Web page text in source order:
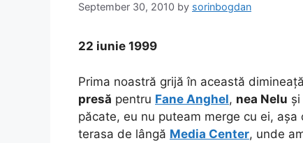
September 30, 2010 by sorinbogdan
22 iunie 1999
Prima noastră grijă în această
presă pentru Fane Anghel, nea Nelu și
păcate, eu nu puteam merge cu ei,
terasa de lângă Media Center, unde